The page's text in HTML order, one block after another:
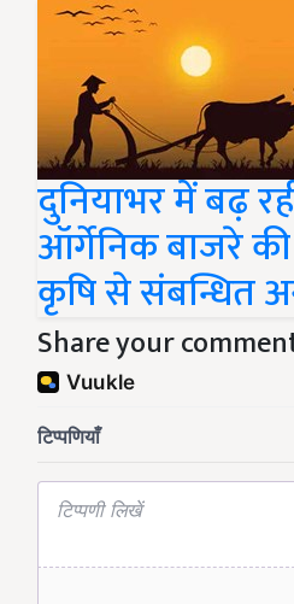
दुनियाभर में बढ़
ऑर्गेनिक बाजरे
कृषि से संबन्धित
Share your